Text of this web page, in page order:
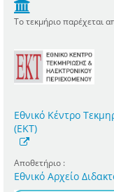
Το τεκμήριο παρέχεται
Εθνικό Κέντρο
(ΕΚΤ)
Αποθετήριο :
Εθνικό Αρχείο